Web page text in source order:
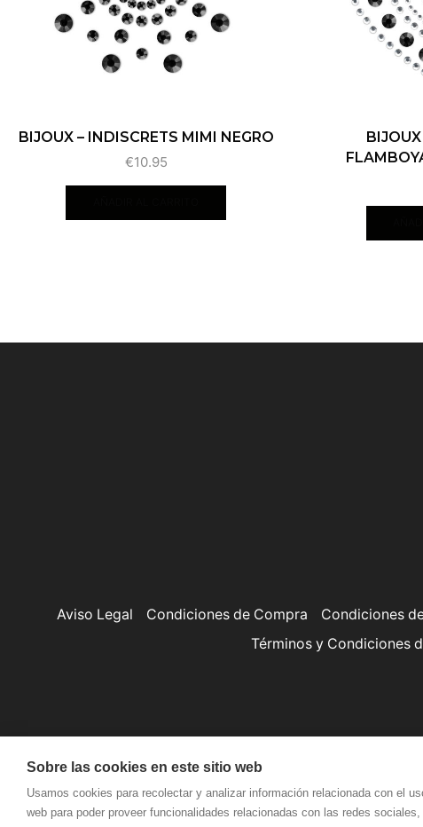
BIJOUX – INDISCRETS MIMI NEGRO
€10.95
Aviso Legal Condiciones de Compra Condiciones
Términos y Condiciones
Sobre las cookies en este sitio web
Usamos cookies para recolectar y analizar información relacionada con el
web para poder proveer funcionalidades relacionadas con las redes